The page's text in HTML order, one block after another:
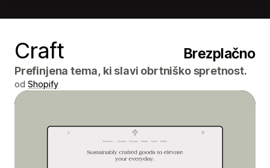
Craft Brezplačno
Prefinjena tema, ki slavi obrtniško spretnost.
od Shopify